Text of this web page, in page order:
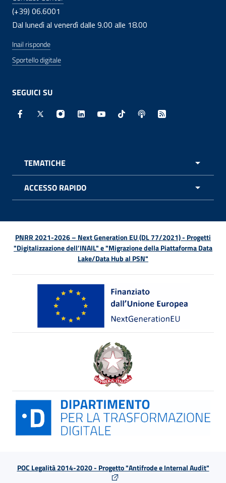
(+39) 06.6001
Dal lunedì al venerdì dalle 9.00 alle 18.00
Inail risponde
Sportello digitale
SEGUICI SU
Facebook - Sito esterno - Apertura in nuova finestra
X - Sito esterno - Apertura in nuova finestra
Instagram - Sito esterno - Apertura in
Linkedin - Sito esterno - Apertura in
Youtube - Sito esterno -
TikTok - Sito esterno -
Spreaker - Sito
Feed RSS -
TEMATICHE
ACCESSO RAPIDO
PNRR 2021-2026 – Next Generation EU (DL 77/2021) - Progetti
"Digitalizzazione dell’INAIL" e "Migrazione della Piattaforma Data
Lake/Data Hub al PSN"
POC Legalità 2014-2020 - Progetto "Antifrode e Internal Audit"